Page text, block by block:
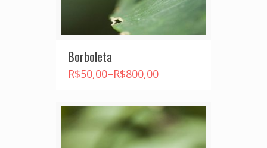
Borboleta
R$50,00–R$800,00